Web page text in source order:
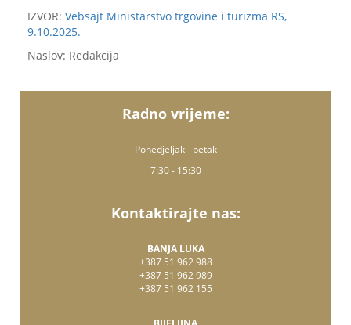
IZVOR: Vebsajt Ministarstvo trgovine i turizma RS,
9.10.2025.
Naslov: Redakcija
Radno vrijeme:
Ponedjeljak - petak
7:30 - 15:30
Kontaktirajte nas:
BANJA LUKA
+387 51 962 988
+387 51 962 989
+387 51 962 155